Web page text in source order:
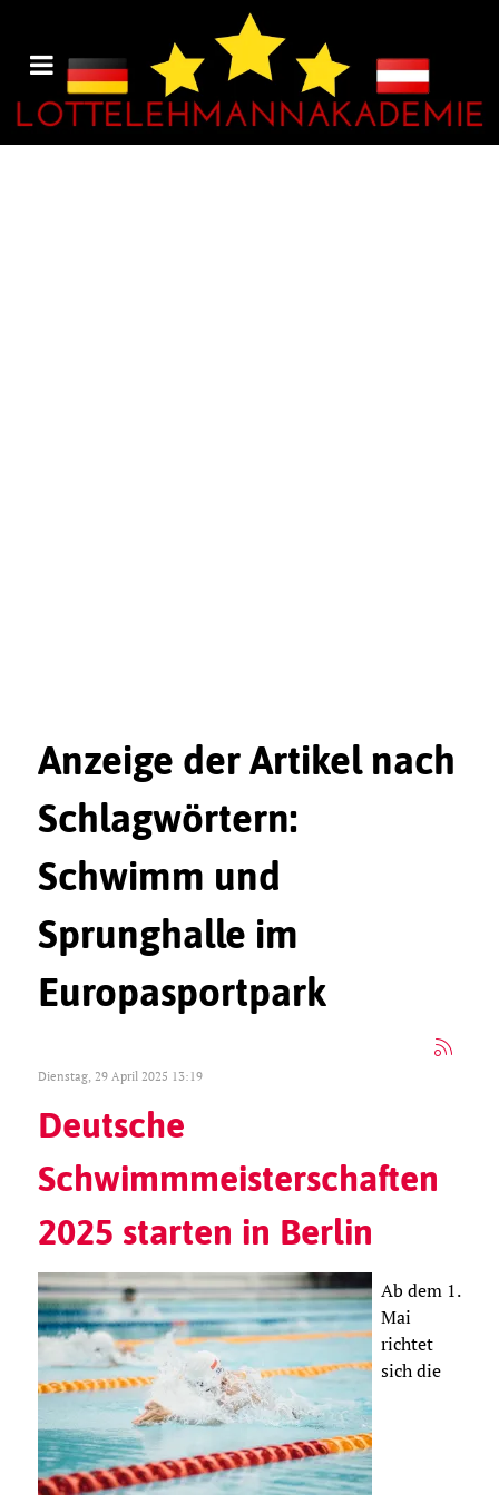
Anzeige der Artikel nach
Schlagwörtern:
Schwimm und
Sprunghalle im
Europasportpark
Dienstag, 29 April 2025 13:19
Deutsche
Schwimmmeisterschaften
2025 starten in Berlin
Ab dem 1.
Mai
richtet
sich die